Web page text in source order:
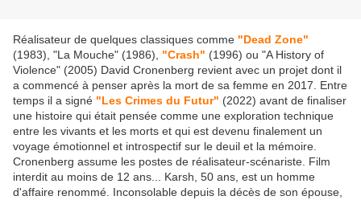
Réalisateur de quelques classiques comme "Dead Zone"
(1983), "La Mouche" (1986), "Crash" (1996) ou "A History of
Violence" (2005) David Cronenberg revient avec un projet dont il
a commencé à penser après la mort de sa femme en 2017. Entre
temps il a signé "Les Crimes du Futur" (2022) avant de finaliser
une histoire qui était pensée comme une exploration technique
entre les vivants et les morts et qui est devenu finalement un
voyage émotionnel et introspectif sur le deuil et la mémoire.
Cronenberg assume les postes de réalisateur-scénariste. Film
interdit au moins de 12 ans... Karsh, 50 ans, est un homme
d'affaire renommé. Inconsolable depuis la décès de son épouse,